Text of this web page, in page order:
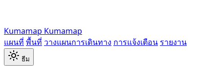
Kumamap Kumamap
แผนที่ พื้นที่ วางแผนการเดินทาง การแจ้งเตือน รายงาน
ธีม